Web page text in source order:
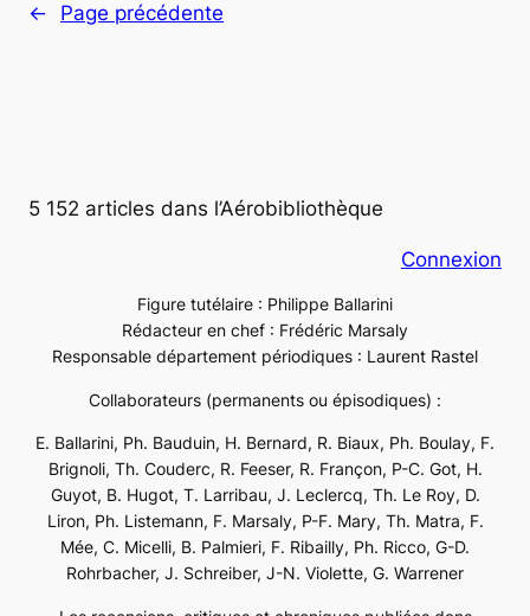
← Page précédente
5 152 articles dans l’Aérobibliothèque
Connexion
Figure tutélaire : Philippe Ballarini
Rédacteur en chef : Frédéric Marsaly
Responsable département périodiques : Laurent Rastel
Collaborateurs (permanents ou épisodiques) :
E. Ballarini, Ph. Bauduin, H. Bernard, R. Biaux, Ph. Boulay, F.
Brignoli, Th. Couderc, R. Feeser, R. Françon, P-C. Got, H.
Guyot, B. Hugot, T. Larribau, J. Leclercq, Th. Le Roy, D.
Liron, Ph. Listemann, F. Marsaly, P-F. Mary, Th. Matra, F.
Mée, C. Micelli, B. Palmieri, F. Ribailly, Ph. Ricco, G-D.
Rohrbacher, J. Schreiber, J-N. Violette, G. Warrener